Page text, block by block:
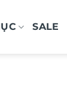
SALE